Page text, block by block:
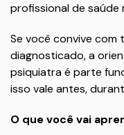
profissional de saúde
Se você convive
diagnosticado, a
psiquiatra é parte
isso vale antes,
O que você vai